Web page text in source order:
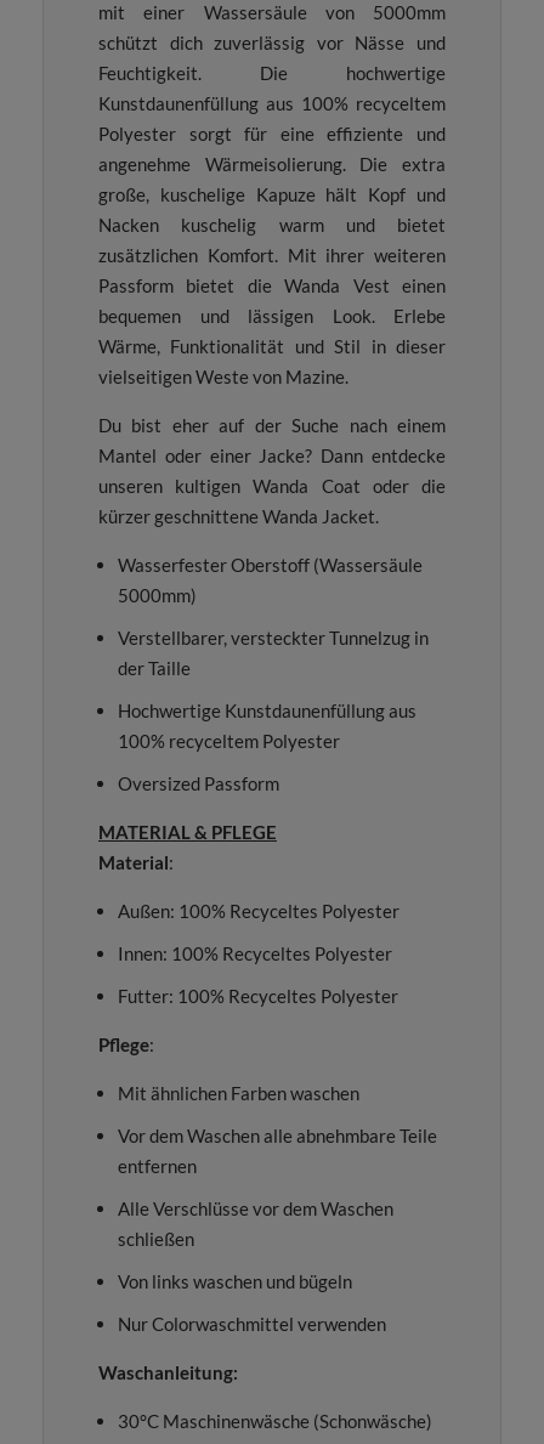
mit einer Wassersäule von 5000mm
schützt dich zuverlässig vor Nässe und
Feuchtigkeit. Die hochwertige
Kunstdaunenfüllung aus 100% recyceltem
Polyester sorgt für eine effiziente und
angenehme Wärmeisolierung. Die extra
große, kuschelige Kapuze hält Kopf und
Nacken kuschelig warm und bietet
zusätzlichen Komfort. Mit ihrer weiteren
Passform bietet die Wanda Vest einen
bequemen und lässigen Look. Erlebe
Wärme, Funktionalität und Stil in dieser
vielseitigen Weste von Mazine.
Du bist eher auf der Suche nach einem
Mantel oder einer Jacke? Dann entdecke
unseren kultigen Wanda Coat oder die
kürzer geschnittene Wanda Jacket.
Wasserfester Oberstoff (Wassersäule
5000mm)
Verstellbarer, versteckter Tunnelzug in
der Taille
Hochwertige Kunstdaunenfüllung aus
100% recyceltem Polyester
Oversized Passform
MATERIAL & PFLEGE
Material:
Außen: 100% Recyceltes Polyester
Innen: 100% Recyceltes Polyester
Futter: 100% Recyceltes Polyester
Pflege:
Mit ähnlichen Farben waschen
Vor dem Waschen alle abnehmbare Teile
entfernen
Alle Verschlüsse vor dem Waschen
schließen
Von links waschen und bügeln
Nur Colorwaschmittel verwenden
Waschanleitung:
30°C Maschinenwäsche (Schonwäsche)